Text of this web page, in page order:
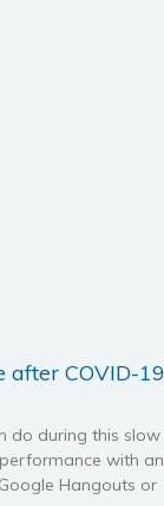
after COVID-19
do during this slow
with an
Hangouts or